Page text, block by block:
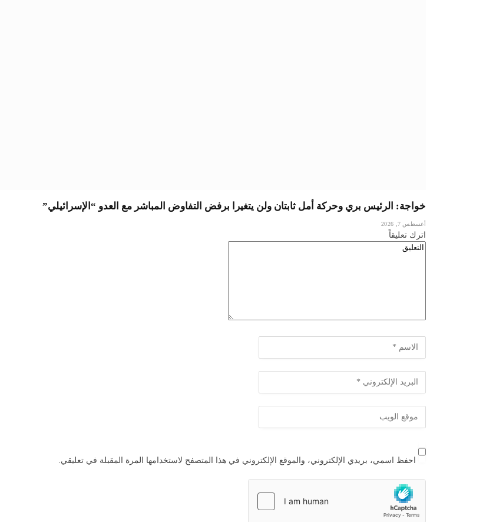
خواجة: الرئيس بري وحركة أمل ثابتان ولن يتغيرا برفض التفاوض المباشر مع العدو “الإسرائيلي”
أغسطس 7, 2026
اترك تعليقاً
احفظ اسمي، بريدي الإلكتروني، والموقع الإلكتروني في هذا المتصفح لاستخدامها المرة المقبلة في تعليقي.